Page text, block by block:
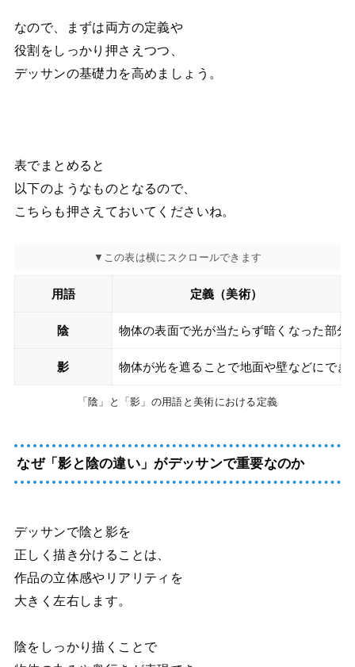
なので、まずは両方の定義や
役割をしっかり押さえつつ、
デッサンの基礎力を高めましょう。
表でまとめると
以下のようなものとなるので、
こちらも押さえておいてくださいね。
用語 定義（美術）
陰 物体の表面で光が当たらず暗くなった部分
影 物体が光を遮ることで地面や壁などにでき
「陰」と「影」の用語と美術における定義
なぜ「影と陰の違い」がデッサンで重要なのか
デッサンで陰と影を
正しく描き分けることは、
作品の立体感やリアリティを
大きく左右します。
陰をしっかり描くことで